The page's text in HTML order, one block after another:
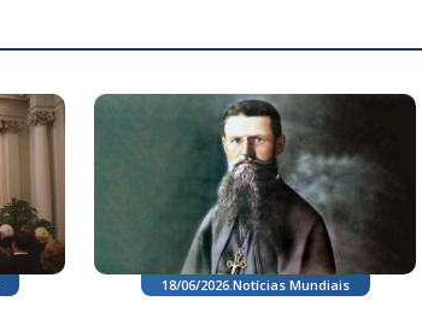
18/06/2026.Notícias Mundiais